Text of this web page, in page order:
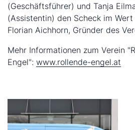
(Geschäftsführer) und Tanja
(Assistentin) den Scheck im
Florian Aichhorn, Gründer des
Mehr Informationen zum Verein
Engel":www.rollende-engel.at
Slider überspringen